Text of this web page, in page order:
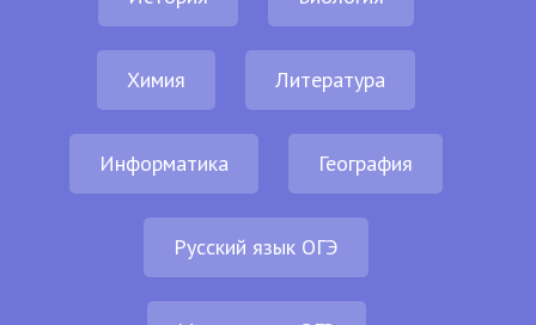
Химия Литература
Информатика География
Русский язык ОГЭ